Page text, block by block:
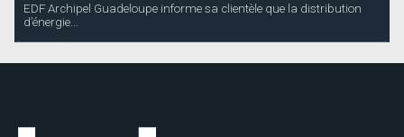
EDF Archipel Guadeloupe informe sa clientèle que la distribution
d’énergie...